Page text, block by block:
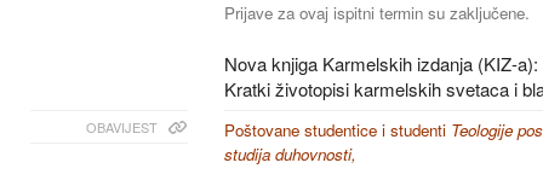
Prijave za ovaj ispitni termin su zaključene.
Nova knjiga Karmelskih izdanja (KIZ-
Kratki životopisi karmelskih svetaca i
OBAVIJEST Poštovane studentice i studenti Teologije
studija duhovnosti,